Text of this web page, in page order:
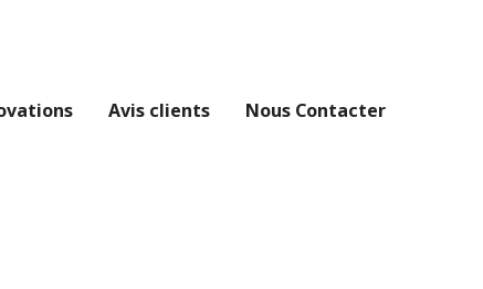
Avis clients Nous Contacter